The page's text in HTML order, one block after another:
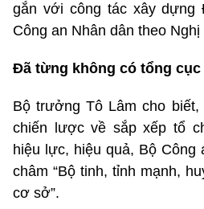
gắn với công tác xây dựng
Công an Nhân dân theo Nghị
Đã từng không có tổng cục
Bộ trưởng Tô Lâm cho
chiến lược về sắp xếp tổ
hiệu lực, hiệu quả, Bộ Công
châm “Bộ tinh, tỉnh mạnh,
cơ sở”.